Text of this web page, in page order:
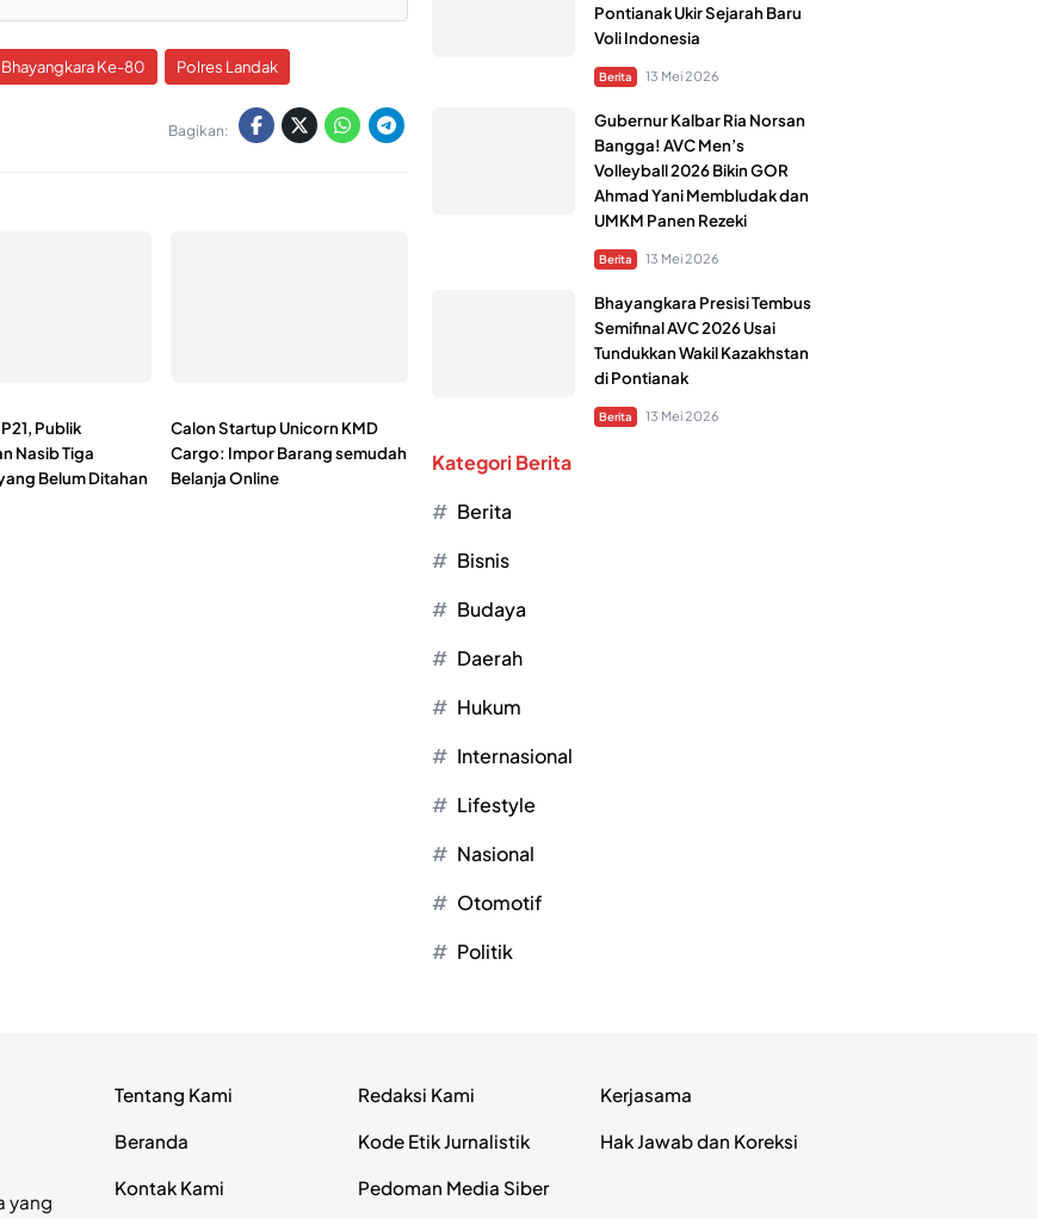
Bhayangkara Ke-80 Polres Landak
Bagikan:
Publik
Nasib Tiga
Belum Ditahan
Calon Startup Unicorn KMD
Cargo: Impor Barang semudah
Belanja Online
Pontianak Ukir Sejarah Baru
Voli Indonesia
Berita 13 Mei 2026
Gubernur Kalbar Ria Norsan
Bangga! AVC Men’s
Volleyball 2026 Bikin GOR
Ahmad Yani Membludak dan
UMKM Panen Rezeki
Berita 13 Mei 2026
Bhayangkara Presisi Tembus
Semifinal AVC 2026 Usai
Tundukkan Wakil Kazakhstan
di Pontianak
Berita 13 Mei 2026
Kategori Berita
Berita
Bisnis
Budaya
Daerah
Hukum
Internasional
Lifestyle
Nasional
Otomotif
Politik
yang
Tentang Kami
Beranda
Kontak Kami
Redaksi Kami
Kode Etik Jurnalistik
Pedoman Media Siber
Kerjasama
Hak Jawab dan Koreksi